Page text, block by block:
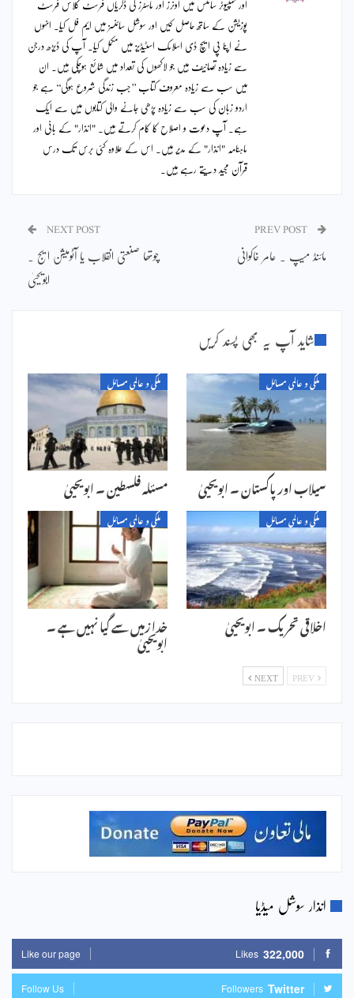
اور کمپیوٹر سائنس میں اونرز اور ماسٹرز کی ڈگریاں فرسٹ کلاس فرسٹ
پوزیشن کے ساتھ حاصل کیں اور سوشل سائنسز میں ایم فل کیا۔ انہوں
نے اپنا پی ایچ ڈی اسلامک اسٹیڈیز میں مکمل کیا۔ آپ کی ڈیڑھ درجن
سے زیادہ تصانیف ہیں جو لاکھوں کی تعداد میں شائع ہوچکی ہیں۔ ان
میں سب سے زیادہ معروف کتاب ’’جب زندگی شروع ہوگی‘‘ ہے جو
اردو زبان کی سب سے زیادہ پڑھی جانے والی کتابوں میں سے ایک
ہے۔ آپ دعوت و اصلاح کا کام کرتے ہیں۔ "انذار" کے بانی اور
ماہنامہ "انذار" کے مدیر ہیں۔ اس کے علاوہ کئی برس تک درس
قرآن مجید دیتے رہے ہیں۔
مائنڈ میپ ۔ عامر خاکوانی
NEXT POST
چوتھا صنعتی انقلاب یا آٹومیشن ایج ۔
ابویحییٰ
شاید آپ یہ بھی پسند کریں
ملکی و عالمی مسائل
سیلاب اور پاکستان ۔ ابویحییٰ
ملکی و عالمی مسائل
مسئلہ فلسطین ۔ ابویحییٰ
ملکی و عالمی مسائل
اخلاقی تحریک ۔ ابویحییٰ
ملکی و عالمی مسائل
خدا زمیں سے گیا نہیں ہے ۔
ابویحییٰ
NEXT
انذار سوشل میڈیا
322,000
Likes
Like our page
Twitter
Followers
Follow Us